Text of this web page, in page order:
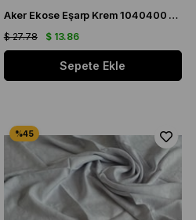
Aker Ekose Eşarp Krem 1040400 - 982 - 32679
$ 13.86
$ 27.78
Sepete Ekle